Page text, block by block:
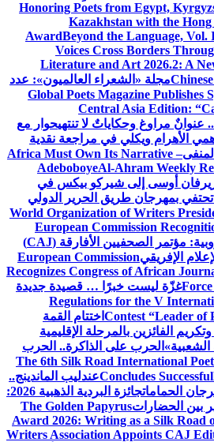
Honoring Poets from Egypt,
Kazakhstan with the
AwardBeyond the Language,
Voices Cross Borders
Literature and Art 2026.2: A
مجلة «الشعراء العالميون»: عدد
Global Poets Magazine Publishes
Central Asia Edition:
عنوانٌ مراوغ وحكاياتٌ لا تنتهيحوار مع
الأهرام ويكلي في مراجعة نقدية
Africa Must Own Its Narrative –
AdeboboyeAl-Ahram Weekly
أوسى إلى شيركو بيكس في
بمهرجان طريق الحرير الدولي
World Organization of Writers
European Commission
المفوضية الأوروبية: مؤتمر الصحفيين الأفارقة (CAJ)
الإفريقيEuropean Commission
Recognizes Congress of African
غزّة ليست خبرًا … قصيدة جديدة
Regulations for the V
Contest “Leader of اختتام القمة
الفائزين بالمرحلة الإقليمية
الشعبية» الحرب على الذاكرة.. الحرب
The 6th Silk Road International
Concludesعندليب الماندينج..
الحمامات
جائزة البردية الذهبية 2026:
بين الحضاراتThe Golden Papyrus
Award 2026: Writing as a Silk Road
Writers Association Appoints CAJ